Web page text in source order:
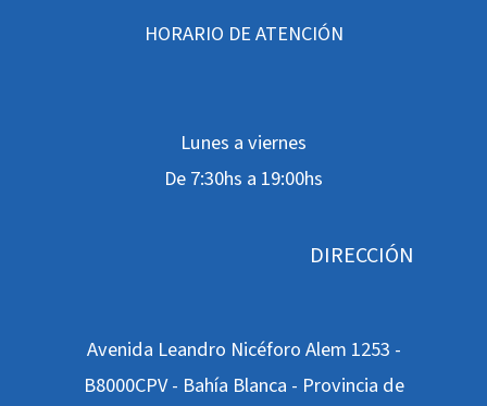
HORARIO DE ATENCIÓN
Lunes a viernes
De 7:30hs a 19:00hs
DIRECCIÓN
Avenida Leandro Nicéforo Alem 1253 -
B8000CPV - Bahía Blanca - Provincia de